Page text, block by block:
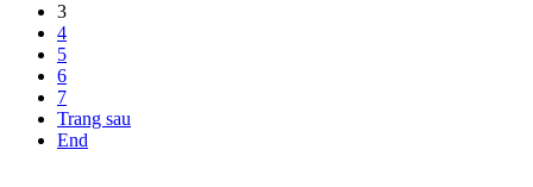
3
4
5
6
7
Trang sau
End